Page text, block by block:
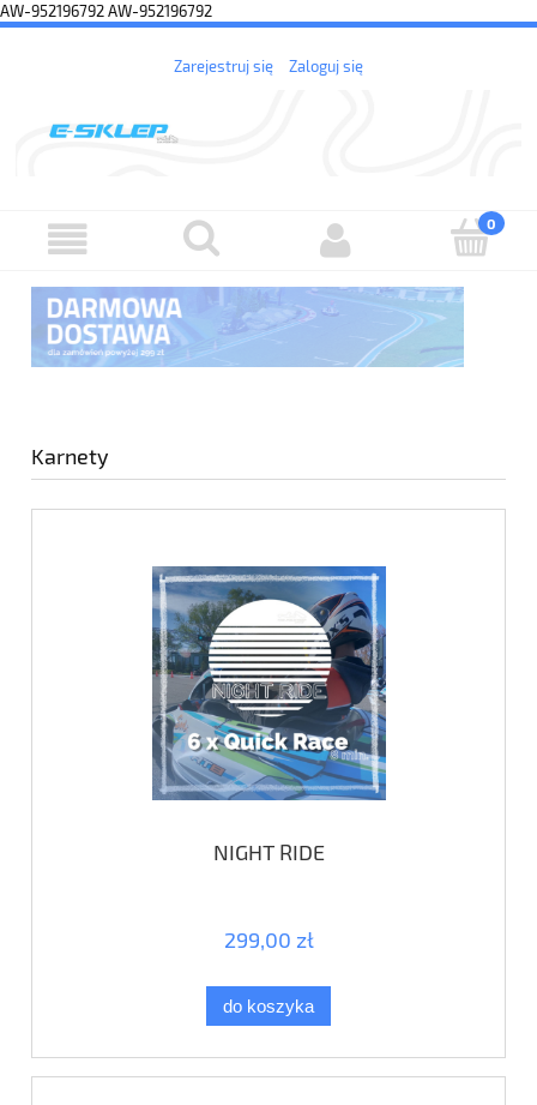
AW-952196792AW-952196792
Zarejestruj się Zaloguj się
Karnety
NIGHT RIDE
299,00 zł
do koszyka